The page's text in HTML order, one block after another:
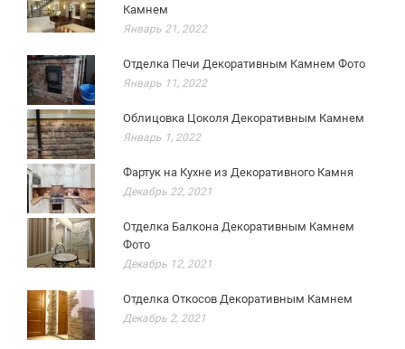
Камнем
Январь 21, 2022
Отделка Печи Декоративным Камнем Фото
Январь 11, 2022
Облицовка Цоколя Декоративным Камнем
Январь 1, 2022
Фартук на Кухне из Декоративного Камня
Декабрь 22, 2021
Отделка Балкона Декоративным Камнем
Фото
Декабрь 12, 2021
Отделка Откосов Декоративным Камнем
Декабрь 2, 2021